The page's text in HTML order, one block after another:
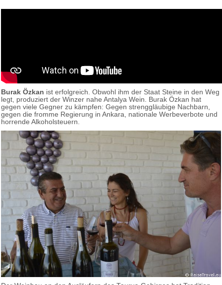
Burak Özkan ist erfolgreich. Obwohl ihm der Staat Steine in den Weg
legt, produziert der Winzer nahe Antalya Wein. Burak Özkan hat
gegen viele Gegner zu kämpfen: Gegen strenggläubige Nachbarn,
gegen die fromme Regierung in Ankara, nationale Werbeverbote und
horrende Alkoholsteuern.